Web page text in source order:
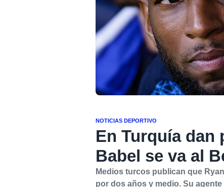
NOTICIAS DEPORTIVO
En Turquía dan
Babel se va al
Medios turcos publican que
por dos años y medio. Su